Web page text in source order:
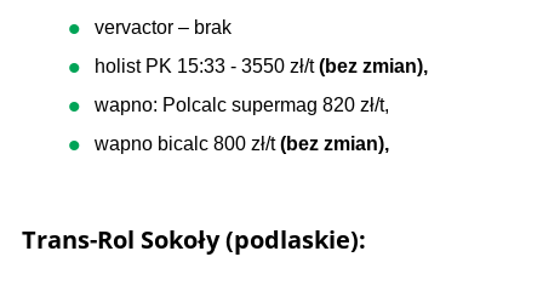
vervactor – brak
holist PK 15:33 - 3550 zł/t(bez zmian),
wapno: Polcalc supermag 820 zł/t,
wapno bicalc 800 zł/t(bez zmian),
Trans-Rol Sokoły (podlaskie):